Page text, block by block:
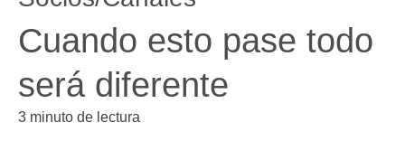
Cuando esto pase todo
será diferente
3 minuto de lectura